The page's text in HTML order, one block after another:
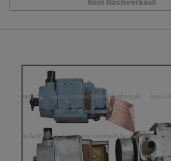
Kein Nachverkauf